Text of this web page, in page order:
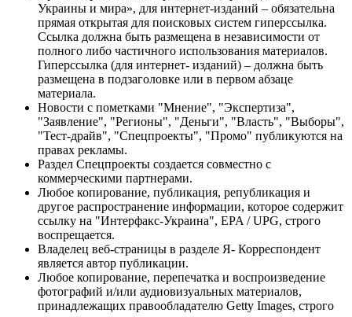
Украины и мира», для интернет-изданий – обязательна
прямая открытая для поисковых систем гиперссылка.
Ссылка должна быть размещена в независимости от
полного либо частичного использования материалов.
Гиперссылка (для интернет- изданий) – должна быть
размещена в подзаголовке или в первом абзаце
материала.
Новости с пометками "Мнение", "Экспертиза",
"Заявление", "Регионы", "Деньги", "Власть", "Выборы",
"Тест-драйв", "Спецпроекты", "Промо" публикуются на
правах рекламы.
Раздел Спецпроекты создается совместно с
коммерческими партнерами.
Любое копирование, публикация, републикация и
другое распространение информации, которое содержит
ссылку на "Интерфакс-Украина", EPA / UPG, строго
воспрещается.
Владелец веб-страницы в разделе Я- Корреспондент
является автор публикации.
Любое копирование, перепечатка и воспроизведение
фотографий и/или аудиовизуальных материалов,
принадлежащих правообладателю Getty Images, строго